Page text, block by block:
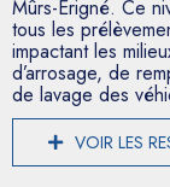
Mûrs-Érigné. Ce
tous les
impactant les
d’arrosage, de
de lavage des
VOIR LES